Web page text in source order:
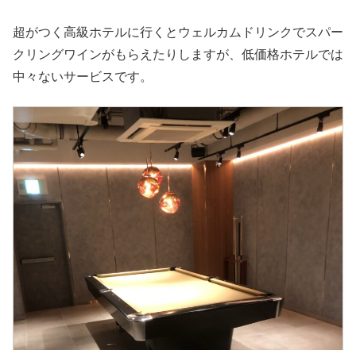
超がつく高級ホテルに行くとウェルカムドリンクでスパー
クリングワインがもらえたりしますが、低価格ホテルでは
中々ないサービスです。